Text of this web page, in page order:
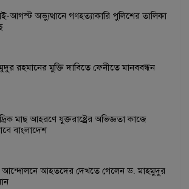
আগস্ট অভ্যুত্থানে গণহত্যাকারি পুলিশের তালিকা
রহমানের মুক্তি দাবিতে ফেনীতে মানববন্ধন
মাছ আহরণে যুক্তরাষ্ট্রের অভিজ্ঞতা কাজে
বাংলাদেশ
আন্দোলনে আহতদের দেখতে গেলেন ড. মাহমুদুর